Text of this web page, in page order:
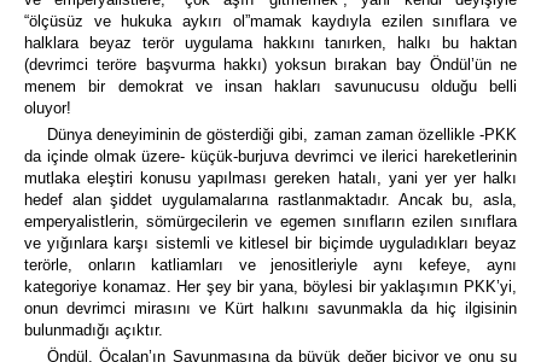
“ölçüsüz ve hukuka aykırı ol”mamak kaydıyla ezilen sınıflara ve
halklara beyaz terör uygulama hakkını tanırken, halkı bu haktan
(devrimci teröre başvurma hakkı) yoksun bırakan bay Öndül’ün ne
menem bir demokrat ve insan hakları savunucusu olduğu belli
oluyor!
Dünya deneyiminin de gösterdiği gibi, zaman zaman özellikle -PKK
da içinde olmak üzere- küçük-burjuva devrimci ve ilerici hareketlerinin
mutlaka eleştiri konusu yapılması gereken hatalı, yani yer yer halkı
hedef alan şiddet uygulamalarına rastlanmaktadır. Ancak bu, asla,
emperyalistlerin, sömürgecilerin ve egemen sınıfların ezilen sınıflara
ve yığınlara karşı sistemli ve kitlesel bir biçimde uyguladıkları beyaz
terörle, onların katliamları ve jenositleriyle aynı kefeye, aynı
kategoriye konamaz. Her şey bir yana, böylesi bir yaklaşımın PKK’yi,
onun devrimci mirasını ve Kürt halkını savunmakla da hiç ilgisinin
bulunmadığı açıktır.
Öndül, Öcalan’ın Savunmasına da büyük değer biçiyor ve onu şu